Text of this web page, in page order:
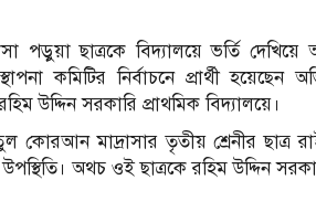
পড়ুয়া ছাত্রকে বিদ্যালয়ে ভর্তি
কমিটির নির্বাচনে প্রার্থী হয়েছেন
উদ্দিন সরকারি প্রাথমিক বিদ্যালয়ে।
মাদ্রাসার তৃতীয় শ্রেনীর ছাত্র
অথচ ওই ছাত্রকে রহিম উদ্দিন